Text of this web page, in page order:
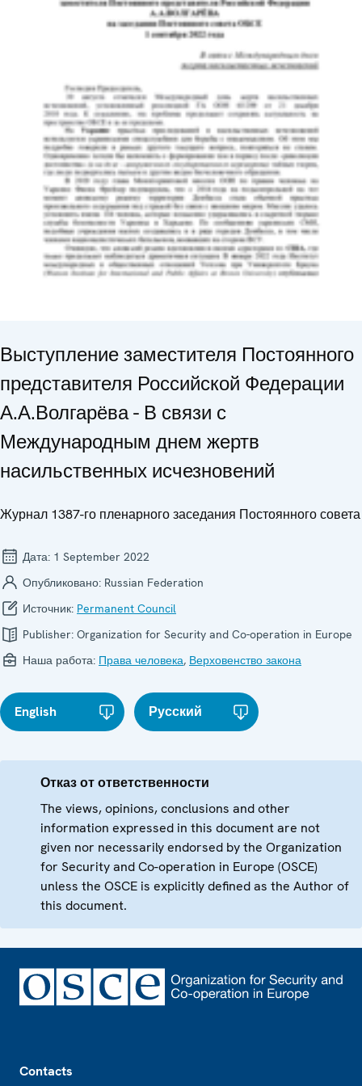
Выступление заместителя Постоянного
представителя Российской Федерации
А.А.Волгарёва - В связи с
Международным днем жертв
насильственных исчезновений
Журнал 1387-го пленарного заседания Постоянного совета
Дата: 1 September 2022
Опубликовано: Russian Federation
Источник: Permanent Council
Publisher: Organization for Security and Co-operation in Europe
Наша работа: Права человека, Верховенство закона
English Русский
Отказ от ответственности
The views, opinions, conclusions and other
information expressed in this document are not
given nor necessarily endorsed by the Organization
for Security and Co-operation in Europe (OSCE)
unless the OSCE is explicitly defined as the Author of
this document.
Contacts